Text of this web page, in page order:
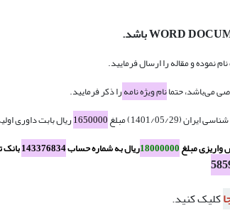
و مقاله را ارسال فرمایید.
می‌باشد، حتمانام ویژه نامهرا ذکر فرمایید.
05/29) مبلغ
1650000ریال بابت داوری
مبلغ18000000ریال به شماره حساب143376834
کلیک کنید.